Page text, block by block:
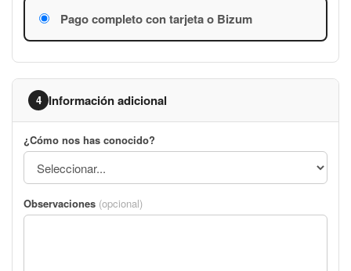
Pago completo con tarjeta o Bizum
4 Información adicional
¿Cómo nos has conocido?
Observaciones (opcional)